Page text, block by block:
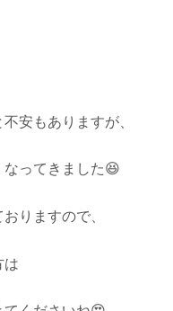
安もありますが、
ってきました😆
りますので、
は